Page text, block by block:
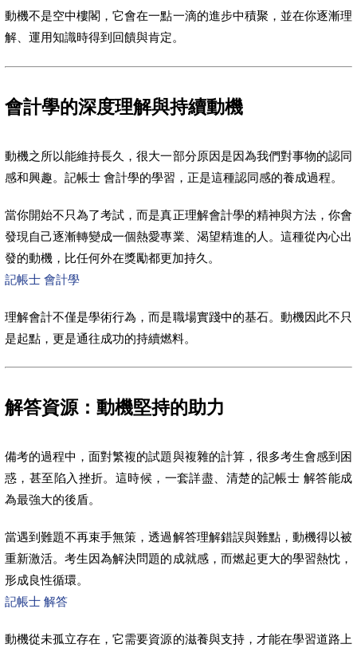
動機不是空中樓閣，它會在一點一滴的進步中積聚，並在你逐漸理
解、運用知識時得到回饋與肯定。
會計學的深度理解與持續動機
動機之所以能維持長久，很大一部分原因是因為我們對事物的認同
感和興趣。記帳士 會計學的學習，正是這種認同感的養成過程。
當你開始不只為了考試，而是真正理解會計學的精神與方法，你會
發現自己逐漸轉變成一個熱愛專業、渴望精進的人。這種從內心出
發的動機，比任何外在獎勵都更加持久。
記帳士 會計學
理解會計不僅是學術行為，而是職場實踐中的基石。動機因此不只
是起點，更是通往成功的持續燃料。
解答資源：動機堅持的助力
備考的過程中，面對繁複的試題與複雜的計算，很多考生會感到困
惑，甚至陷入挫折。這時候，一套詳盡、清楚的記帳士 解答能成
為最強大的後盾。
當遇到難題不再束手無策，透過解答理解錯誤與難點，動機得以被
重新激活。考生因為解決問題的成就感，而燃起更大的學習熱忱，
形成良性循環。
記帳士 解答
動機從未孤立存在，它需要資源的滋養與支持，才能在學習道路上